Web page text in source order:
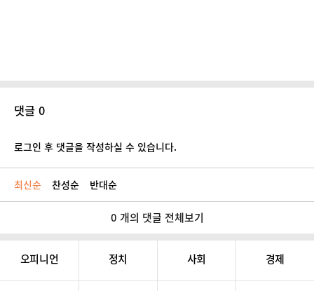
댓글 0
로그인 후 댓글을 작성하실 수 있습니다.
최신순 찬성순 반대순
0 개의 댓글 전체보기
오피니언 정치 사회 경제